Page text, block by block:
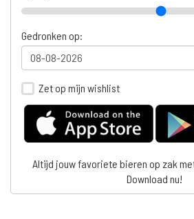
Gedronken op:
Zet op mijn wishlist
Altijd jouw favoriete bieren op zak
Download nu!